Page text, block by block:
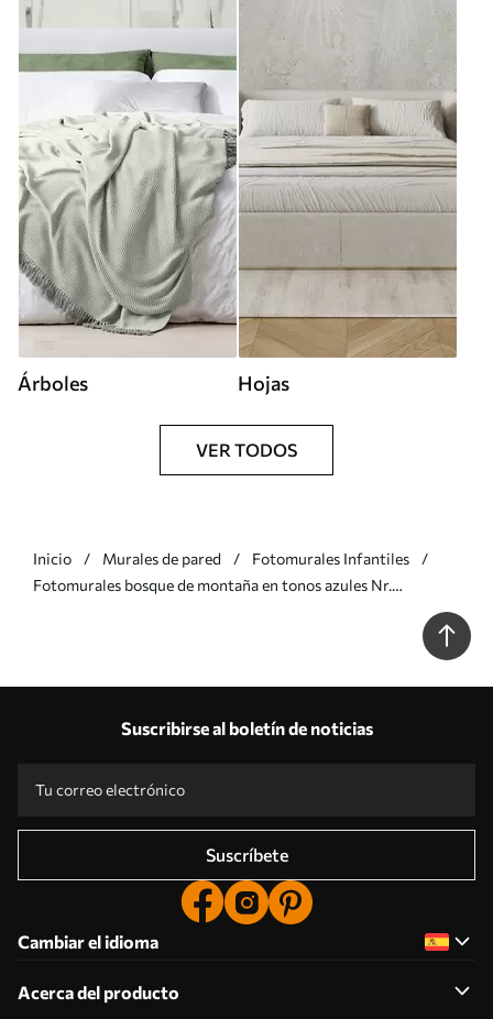
Árboles Hojas
VER TODOS
Inicio Murales de pared
Fotomurales Infantiles
Fotomurales bosque de montaña en tonos azules Nr.
Suscribirse al boletín de noticias
Suscríbete
Cambiar el idioma
Acerca del producto